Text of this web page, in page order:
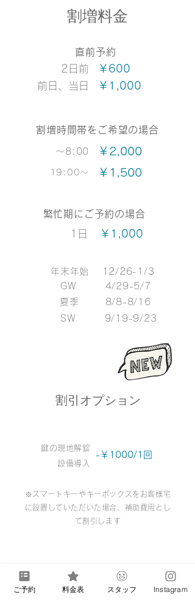
割増料金
直前予約
2日前
前日、当日
￥600
￥1,000
割増時間帯をご希望の場合
〜8:00
19:00～
￥2,000
￥1,500
繁忙期にご予約の場合
1日 ￥1,000
年末年始 12/26-1/3
GW 4/29 -5/7
夏季 8/8-8/16
​ SW 9/19-9/23
割引オプション
鍵の現地解錠
設備導入
-￥1000/1回
※スマートキーやキーボックスをお客様宅
に設置していただいた場合、補助費用とし
て割引します
ご予約 料金表 スタッフ Instagram